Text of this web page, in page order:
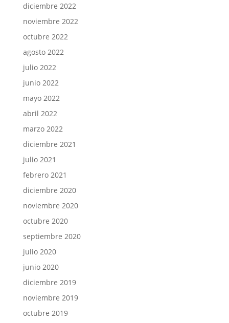
diciembre 2022
noviembre 2022
octubre 2022
agosto 2022
julio 2022
junio 2022
mayo 2022
abril 2022
marzo 2022
diciembre 2021
julio 2021
febrero 2021
diciembre 2020
noviembre 2020
octubre 2020
septiembre 2020
julio 2020
junio 2020
diciembre 2019
noviembre 2019
octubre 2019